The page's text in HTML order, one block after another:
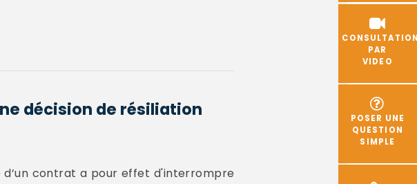
PAR
VIDEO
POSER UNE
QUESTION
SIMPLE
décision de résiliation
contrat a pour effet d'interrompre